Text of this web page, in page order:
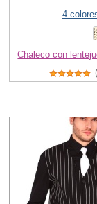
4
Chaleco con